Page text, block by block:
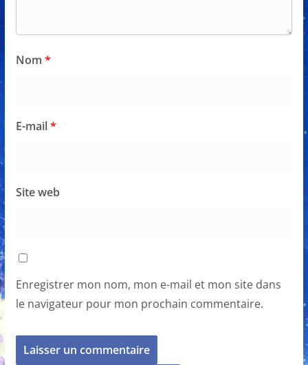
Nom *
E-mail*
Site web
Enregistrer mon nom, mon e-mail et mon site dans
le navigateur pour mon prochain commentaire.